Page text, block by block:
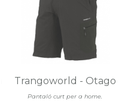
Pantaló curt per a home.
Trangoworld - Otago